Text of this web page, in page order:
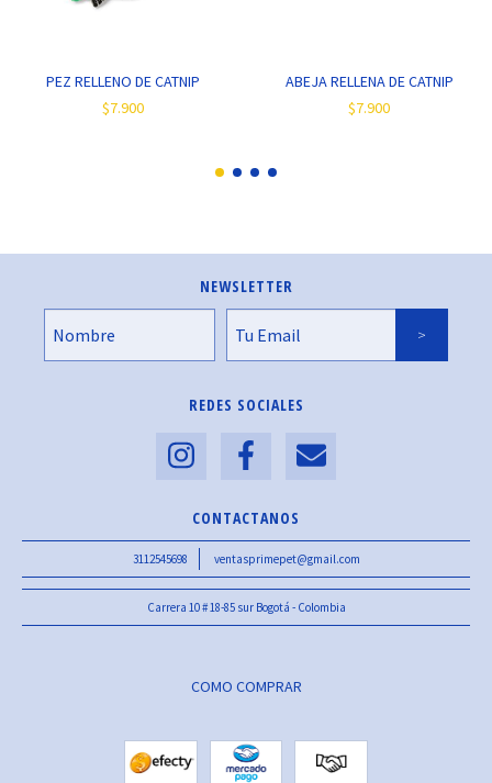
PEZ RELLENO DE CATNIP
$7.900
ABEJA RELLENA DE CATNIP
$7.900
NEWSLETTER
REDES SOCIALES
CONTACTANOS
3112545698 ventasprimepet@gmail.com
Carrera 10 # 18-85 sur Bogotá - Colombia
COMO COMPRAR